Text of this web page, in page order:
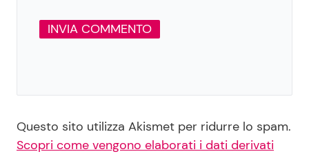
Questo sito utilizza Akismet per ridurre lo spam.
Scopri come vengono elaborati i dati derivati